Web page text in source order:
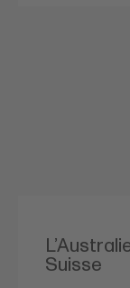
Suisse